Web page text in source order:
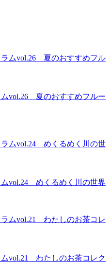
ムvol.26 夏のおすすめフルー
ムvol.24 めくるめく川の世界
ムvol.21 わたしのお茶コレク